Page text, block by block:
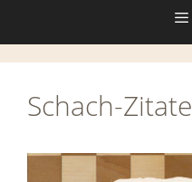
Schach-Zitate